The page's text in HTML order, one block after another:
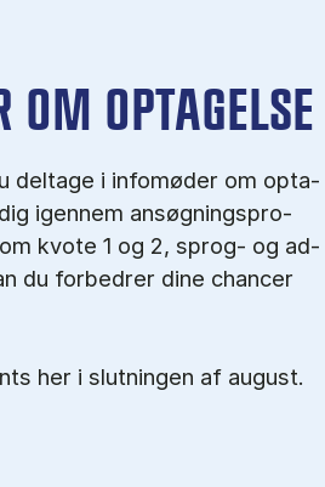
OM OP­TA­GEL­SE
del­tage i in­fo­mø­der om op­ta­
igen­nem an­søg­nings­pro­
kvo­te 1 og 2, sprog- og ad­
du forbedrer dine chancer
her i slutningen af august.